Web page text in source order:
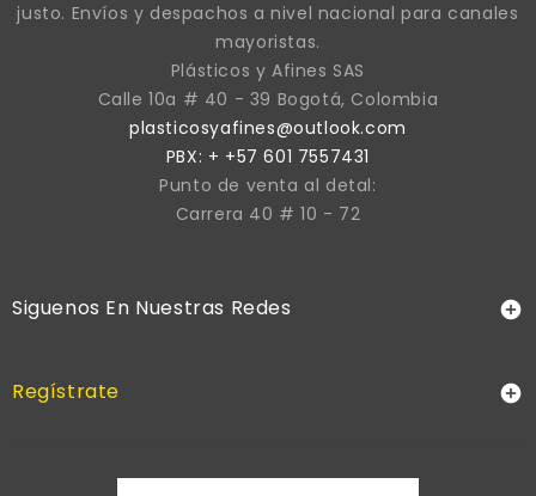
justo. Envíos y despachos a nivel nacional para canales
mayoristas.
Plásticos y Afines SAS
Calle 10a # 40 - 39 Bogotá, Colombia
plasticosyafines@outlook.com
PBX: + +57 601 7557431
Punto de venta al detal:
Carrera 40 # 10 - 72
Siguenos En Nuestras Redes 
Regístrate 